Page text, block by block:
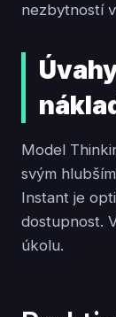
nezbytností
Model
svým
Instant je
dostupnost.
úkolu.